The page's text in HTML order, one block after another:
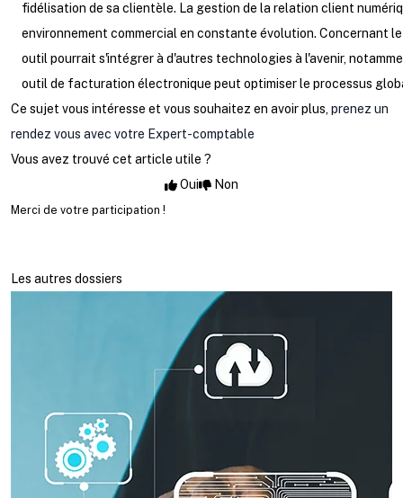
fidélisation de sa clientèle. La gestion de la relation client
environnement commercial en constante évolution. Concernant
outil pourrait s'intégrer à d'autres technologies à l'avenir,
outil de facturation électronique peut optimiser le processus
Ce sujet vous intéresse et vous souhaitez en avoir plus, prenez un
rendez vous avec votre Expert-comptable
Vous avez trouvé cet article utile ?
Oui
Non
Merci de votre participation !
Les autres dossiers